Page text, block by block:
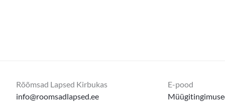
Rõõmsad Lapsed Kirbukas
info@roomsadlapsed.ee
E-pood